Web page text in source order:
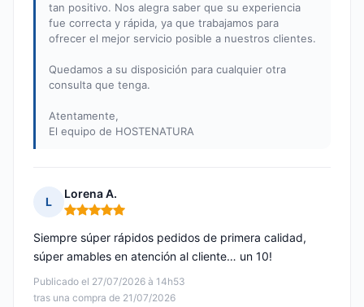
tan positivo. Nos alegra saber que su experiencia
fue correcta y rápida, ya que trabajamos para
ofrecer el mejor servicio posible a nuestros clientes.
Quedamos a su disposición para cualquier otra
consulta que tenga.
Atentamente,
El equipo de HOSTENATURA
L
Lorena A.
Nota: 5 de 5
Publicado el 27/07/2026 à 14h53
tras una compra de 21/07/2026
Siempre súper rápidos pedidos de primera calidad,
súper amables en atención al cliente… un 10!